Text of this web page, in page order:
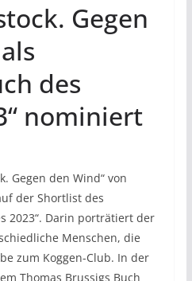
Gegen
des
nominiert
Gegen den Wind“ von
der Shortlist des
2023“. Darin porträtiert der
Menschen, die
zum Koggen-Club. In der
Thomas Brussigs Buch